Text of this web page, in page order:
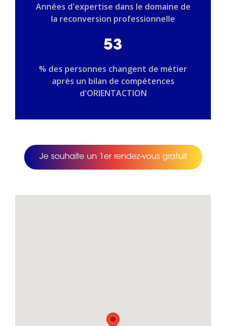
Années d'expertise dans le domaine de
la reconversion professionnelle
53
% des personnes changent de métier
après un bilan de compétences
d'ORIENTACTION
Je souhaite un 1er rendez-vous gratuit